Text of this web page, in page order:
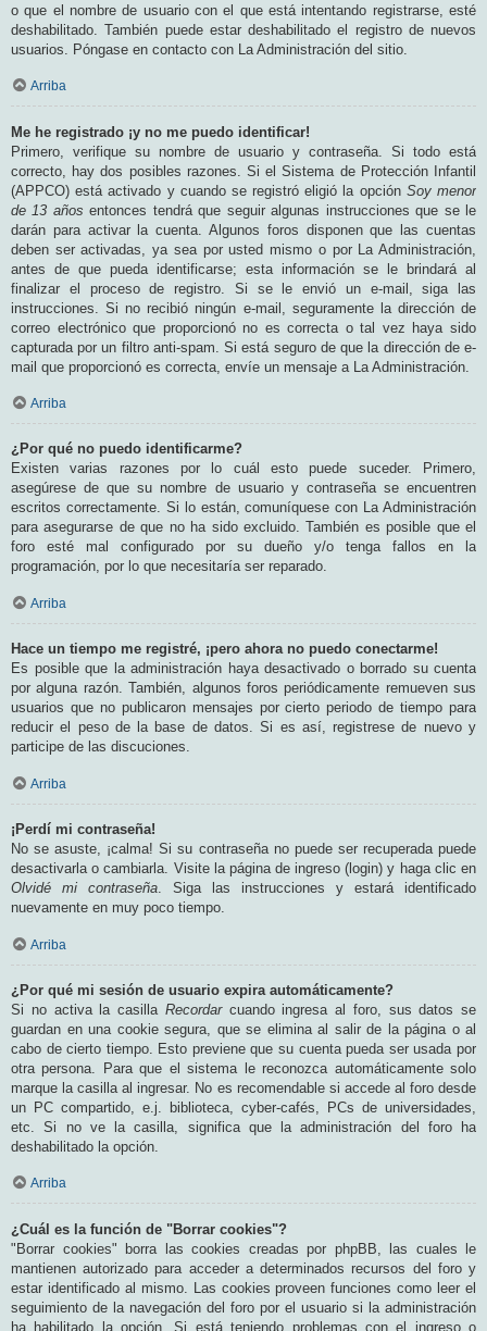
o que el nombre de usuario con el que está intentando registrarse, esté
deshabilitado. También puede estar deshabilitado el registro de nuevos
usuarios. Póngase en contacto con La Administración del sitio.
Arriba
Me he registrado ¡y no me puedo identificar!
Primero, verifique su nombre de usuario y contraseña. Si todo está
correcto, hay dos posibles razones. Si el Sistema de Protección Infantil
(APPCO) está activado y cuando se registró eligió la opción Soy menor
de 13 años entonces tendrá que seguir algunas instrucciones que se le
darán para activar la cuenta. Algunos foros disponen que las cuentas
deben ser activadas, ya sea por usted mismo o por La Administración,
antes de que pueda identificarse; esta información se le brindará al
finalizar el proceso de registro. Si se le envió un e-mail, siga las
instrucciones. Si no recibió ningún e-mail, seguramente la dirección de
correo electrónico que proporcionó no es correcta o tal vez haya sido
capturada por un filtro anti-spam. Si está seguro de que la dirección de e-
mail que proporcionó es correcta, envíe un mensaje a La Administración.
Arriba
¿Por qué no puedo identificarme?
Existen varias razones por lo cuál esto puede suceder. Primero,
asegúrese de que su nombre de usuario y contraseña se encuentren
escritos correctamente. Si lo están, comuníquese con La Administración
para asegurarse de que no ha sido excluido. También es posible que el
foro esté mal configurado por su dueño y/o tenga fallos en la
programación, por lo que necesitaría ser reparado.
Arriba
Hace un tiempo me registré, ¡pero ahora no puedo conectarme!
Es posible que la administración haya desactivado o borrado su cuenta
por alguna razón. También, algunos foros periódicamente remueven sus
usuarios que no publicaron mensajes por cierto periodo de tiempo para
reducir el peso de la base de datos. Si es así, registrese de nuevo y
participe de las discuciones.
Arriba
¡Perdí mi contraseña!
No se asuste, ¡calma! Si su contraseña no puede ser recuperada puede
desactivarla o cambiarla. Visite la página de ingreso (login) y haga clic en
Olvidé mi contraseña. Siga las instrucciones y estará identificado
nuevamente en muy poco tiempo.
Arriba
¿Por qué mi sesión de usuario expira automáticamente?
Si no activa la casilla Recordarcuando ingresa al foro, sus datos se
guardan en una cookie segura, que se elimina al salir de la página o al
cabo de cierto tiempo. Esto previene que su cuenta pueda ser usada por
otra persona. Para que el sistema le reconozca automáticamente solo
marque la casilla al ingresar. No es recomendable si accede al foro desde
un PC compartido, e.j. biblioteca, cyber-cafés, PCs de universidades,
etc. Si no ve la casilla, significa que la administración del foro ha
deshabilitado la opción.
Arriba
¿Cuál es la función de "Borrar cookies"?
"Borrar cookies" borra las cookies creadas por phpBB, las cuales le
mantienen autorizado para acceder a determinados recursos del foro y
estar identificado al mismo. Las cookies proveen funciones como leer el
seguimiento de la navegación del foro por el usuario si la administración
ha habilitado la opción. Si está teniendo problemas con el ingreso o